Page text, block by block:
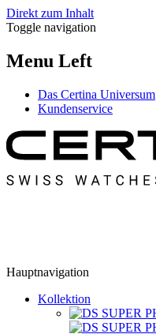
Direkt zum Inhalt
Toggle navigation
Menu Left
Das Certina Universum
Kundenservice
Hauptnavigation
Kollektion